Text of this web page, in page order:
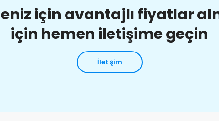
için avantajlı fiyatlar
için hemen iletişime geçin
İletişim